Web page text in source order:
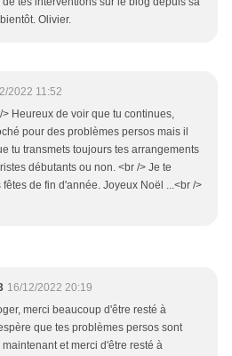
Olivier.
2022 11:52
> Heureux de voir que tu continues,
pour des problèmes persos mais il
tu transmets toujours tes arrangements
débutants ou non. <br /> Je te
de fin d'année. Joyeux Noël ...<br />
16/12/2022 20:19
merci beaucoup d'être resté à
que tes problèmes persos sont
et merci d'être resté à